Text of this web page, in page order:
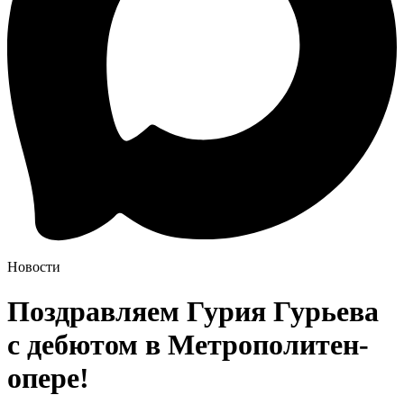
Новости
Поздравляем Гурия Гурьева
с дебютом в Метрополитен-
опере!